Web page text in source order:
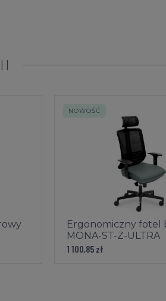
Ergonomiczny fotel
MONA-ST-Z-ULTRA
1 100,85 zł
NOWOŚĆ